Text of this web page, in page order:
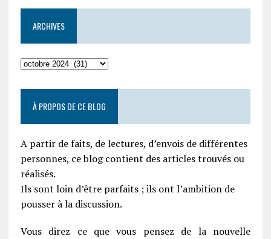
ARCHIVES
À PROPOS DE CE BLOG
A partir de faits, de lectures, d’envois de différentes
personnes, ce blog contient des articles trouvés ou
réalisés.
Ils sont loin d’être parfaits ; ils ont l’ambition de
pousser à la discussion.
Vous direz ce que vous pensez de la nouvelle